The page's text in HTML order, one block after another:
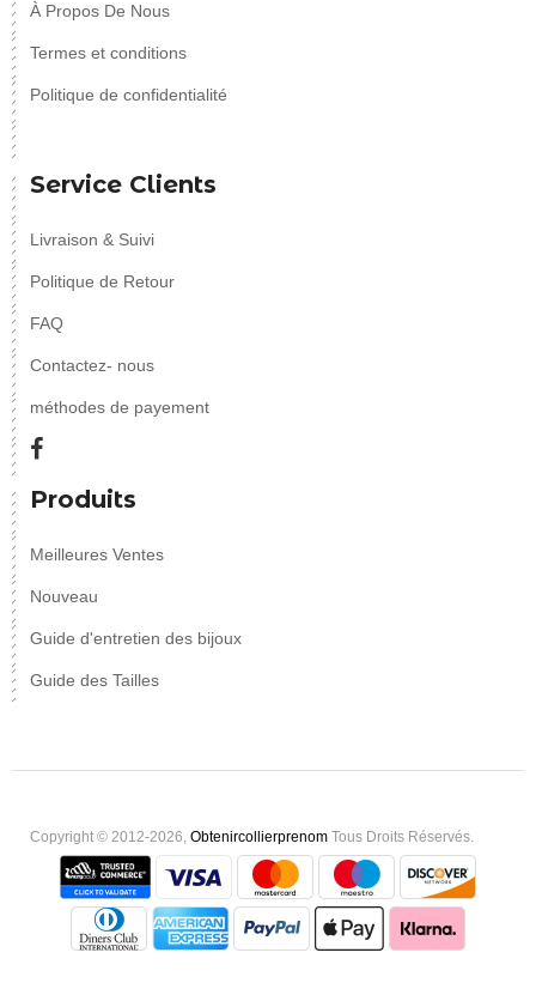
À Propos De Nous
Termes et conditions
Politique de confidentialité
Service Clients
Livraison & Suivi
Politique de Retour
FAQ
Contactez- nous
méthodes de payement
Produits
Meilleures Ventes
Nouveau
Guide d'entretien des bijoux
Guide des Tailles
Copyright © 2012-2026, Obtenircollierprenom Tous Droits Réservés.